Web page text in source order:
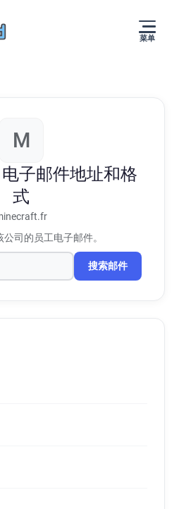
菜单
M
电子邮件地址和格
式
公司的员工电子邮件。
搜索邮件